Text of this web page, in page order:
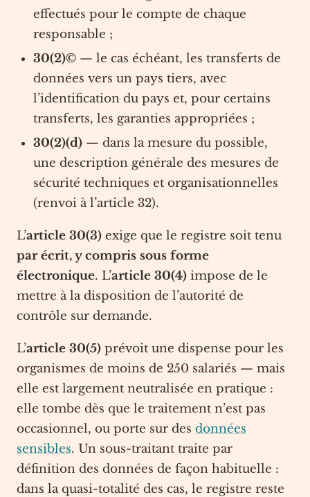
effectués pour le compte de chaque
responsable ;
30(2)© — le cas échéant, les transferts de
données vers un pays tiers, avec
l’identification du pays et, pour certains
transferts, les garanties appropriées ;
30(2)(d) — dans la mesure du possible,
une description générale des mesures de
sécurité techniques et organisationnelles
(renvoi à l’article 32).
L’article 30(3) exige que le registre soit tenu
par écrit, y compris sous forme
électronique. L’article 30(4) impose de le
mettre à la disposition de l’autorité de
contrôle sur demande.
L’article 30(5) prévoit une dispense pour les
organismes de moins de 250 salariés — mais
elle est largement neutralisée en pratique :
elle tombe dès que le traitement n’est pas
occasionnel, ou porte sur des données
sensibles. Un sous-traitant traite par
définition des données de façon habituelle :
dans la quasi-totalité des cas, le registre reste